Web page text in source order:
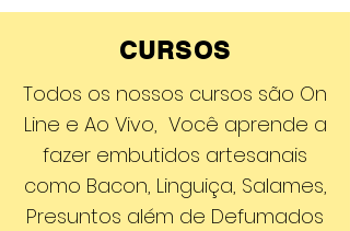
CURSOS
Todos os nossos cursos são On
Line e Ao Vivo, Você aprende a
fazer embutidos artesanais
como Bacon, Linguiça, Salames,
Presuntos além de Defumados